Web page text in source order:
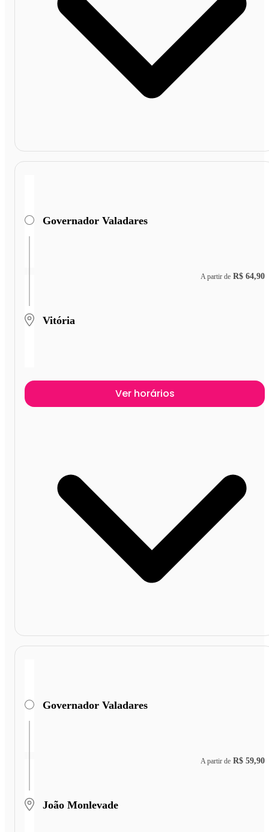
Governador Valadares
Vitória
A partir de R$ 64,90
Ver horários
Governador Valadares
João Monlevade
A partir de R$ 59,90